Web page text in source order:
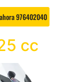
976402040
cc